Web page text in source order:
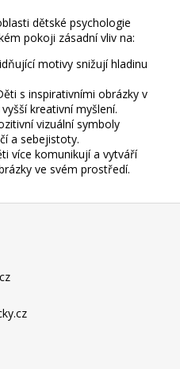
dětské psychologie
pokoji zásadní vliv na:
motivy snižují hladinu
s inspirativními obrázky v
kreativní myšlení.
vizuální symboly
a sebejistoty.
více komunikují a vytváří
ve svém prostředí.